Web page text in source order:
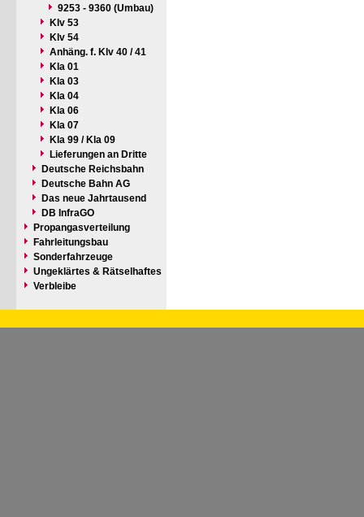
9253 - 9360 (Umbau)
Klv 53
Klv 54
Anhäng. f. Klv 40 / 41
Kla 01
Kla 03
Kla 04
Kla 06
Kla 07
Kla 99 / Kla 09
Lieferungen an Dritte
Deutsche Reichsbahn
Deutsche Bahn AG
Das neue Jahrtausend
DB InfraGO
Propangasverteilung
Fahrleitungsbau
Sonderfahrzeuge
Ungeklärtes & Rätselhaftes
Verbleibe